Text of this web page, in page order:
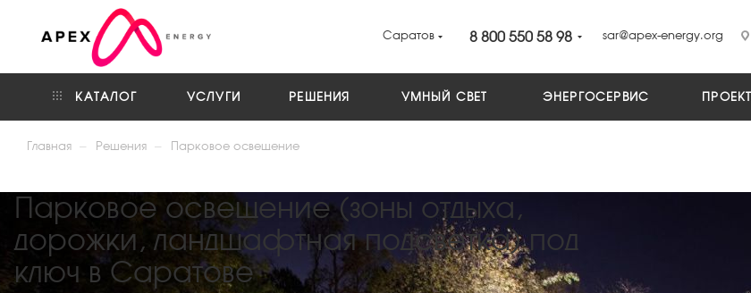
Саратов 8 800 550 58 98 sar@apex-energy.org
КАТАЛОГ УСЛУГИ РЕШЕНИЯ УМНЫЙ СВЕТ ЭНЕРГОСЕРВИС
Главная — Решения — Парковое освещение
Парковое освещение (зоны отдыха,
дорожки, ландшафтная подсветка) под
ключ в Саратове